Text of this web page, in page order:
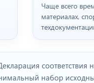
Чаще всего
материалах,
соответствия
набор